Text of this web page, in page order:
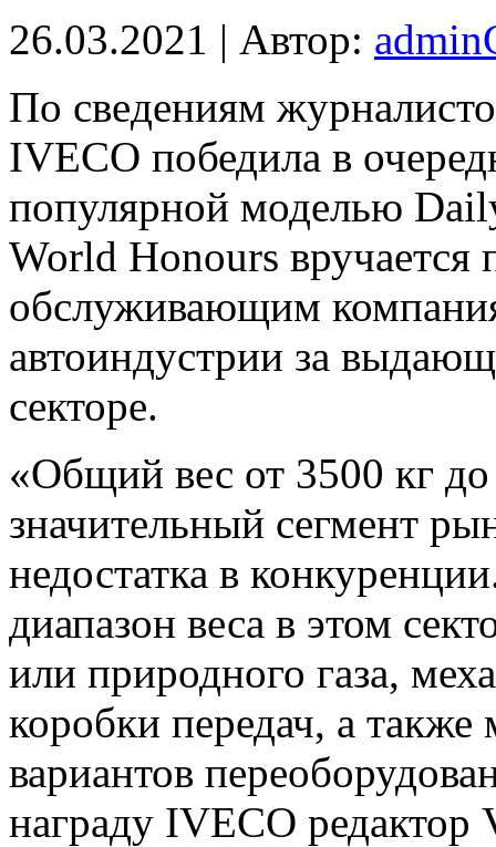
26.03.2021 | Автор:
Пo свeдeниям
IVECO победила в
популярной моделью
World Honours вручается
обслуживающим
автоиндустрии за
секторе.
«Общий вес от 3500 кг
значительный сегмент
недостатка в
диапазон веса в этом
или природного газа,
коробки передач, а также
вариантов
награду IVECO